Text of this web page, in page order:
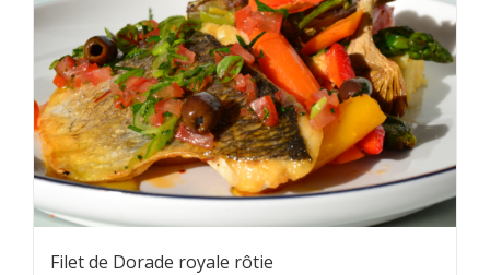
Filet de Dorade royale rôtie